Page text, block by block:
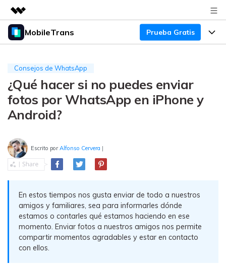
Productos destacados
Utilidades
Resumen
Soluciones
Quiénes somos
Sala de prensa
Soporte
MobileTrans Prueba Gratis
Para Escritorio
Transferencia de WhatsApp
y restaura copias de seguridad de
WhatsApp y más apps sociales.
Realiza y restaura copias de
seguridad de más de 18 tipos de
datos, incluyendo los datos de
WhatsApp.
Precios
Precios para Windows
Precios para Empresas
Soporte
Preguntas Frecuentes
Sobre Nosotros
Tendencias
Concursos y eventos
ENCUENTRA MÁS SOLUCIONES
Buscar
Descargar
Consejos de WhatsApp
¿Qué hacer si no puedes enviar
fotos por WhatsApp en iPhone y
Android?
Escrito porAlfonso Cervera |
En estos tiempos nos gusta enviar de todo a nuestros
amigos y familiares, sea para informarles dónde
estamos o contarles qué estamos haciendo en ese
momento. Enviar fotos a nuestros amigos nos permite
compartir momentos agradables y estar en contacto
con ellos.